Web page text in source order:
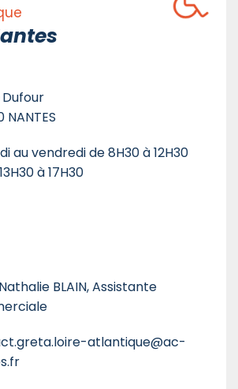
Dufour
au vendredi de 8H30 à 12H30
à 17H30
BLAIN, Assistante
atlantique@ac-